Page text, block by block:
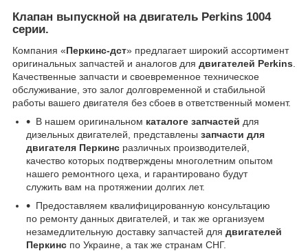
Клапан выпускной на двигатель Perkins 1004
серии.
Компания «Перкинс-дст» предлагает широкий ассортимент
оригинальных запчастей и аналогов для двигателей Perkins
Качественные запчасти и своевременное техническое
обслуживание, это залог долговременной и стабильной
работы вашего двигателя без сбоев в ответственный момент.
В нашем оригинальном каталоге запчастей для
дизельных двигателей, представлены запчасти для
двигателя Перкинс различных производителей,
качество которых подтверждены многолетним опытом
нашего ремонтного цеха, и гарантировано будут
служить вам на протяжении долгих лет.
Предоставляем квалифицированную консультацию
по ремонту данных двигателей, и так же организуем
незамедлительную доставку запчастей для двигателей
Перкинс по Украине, а так же странам СНГ.